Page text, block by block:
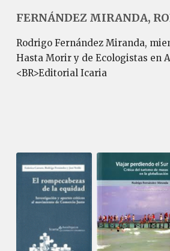
FERNÁNDEZ MIRANDA,
Rodrigo Fernández Miranda,
Hasta Morir y de Ecologistas en
<BR>Editorial Icaria